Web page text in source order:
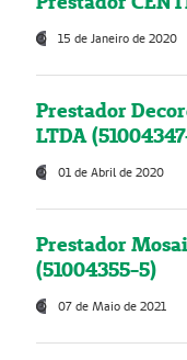
15 de Janeiro de 2020
Prestador
LTDA
01 de Abril de 2020
Prestador
(51004355-5)
07 de Maio de 2021